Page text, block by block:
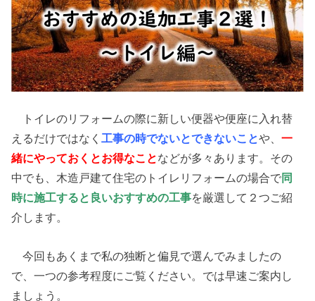
トイレのリフォームの際に新しい便器や便座に入れ替
えるだけではなく工事の時でないとできないことや、一
緒にやっておくとお得なことなどが多々あります。その
中でも、木造戸建て住宅のトイレリフォームの場合で同
時に施工すると良いおすすめの工事を厳選して２つご紹
介します。
今回もあくまで私の独断と偏見で選んでみましたの
で、一つの参考程度にご覧ください。では早速ご案内し
ましょう。